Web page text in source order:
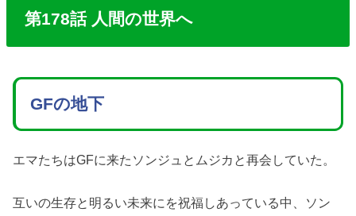
第178話 人間の世界へ
GFの地下
エマたちはGFに来たソンジュとムジカと再会していた。
互いの生存と明るい未来にを祝福しあっている中、ソン